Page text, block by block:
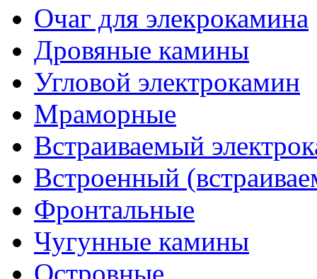
Очаг для элекрокамина
Дровяные камины
Угловой электрокамин
Мраморные
Встраиваемый
Встроенный
Фронтальные
Чугунные камины
Островные